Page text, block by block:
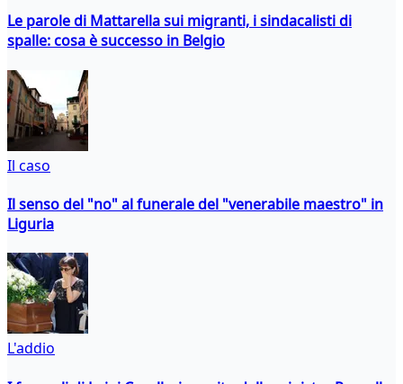
Le parole di Mattarella sui migranti, i sindacalisti di
spalle: cosa è successo in Belgio
Il caso
Il senso del "no" al funerale del "venerabile maestro" in
Liguria
L'addio